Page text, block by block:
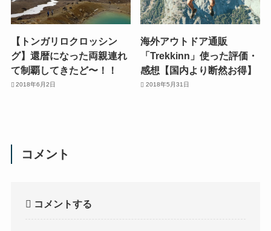
【トンガリロクロッシン
グ】還暦になった両親連れ
て制覇してきたど〜！！
2018年6月2日
海外アウトドア通販
「Trekkinn」使った評価・
感想【国内より断然お得】
2018年5月31日
コメント
コメントする